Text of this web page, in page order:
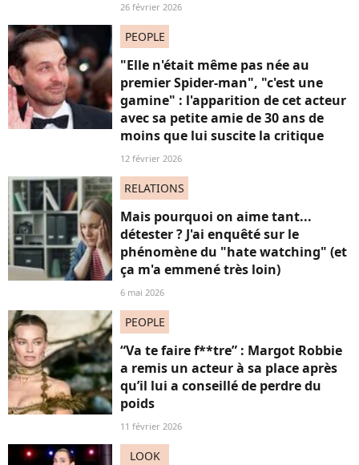
26 février 2026
PEOPLE
"Elle n'était même pas née au
premier Spider-man", "c'est une
gamine" : l'apparition de cet acteur
avec sa petite amie de 30 ans de
moins que lui suscite la critique
12 février 2026
RELATIONS
Mais pourquoi on aime tant...
détester ? J'ai enquêté sur le
phénomène du "hate watching" (et
ça m'a emmené très loin)
6 mai 2026
PEOPLE
“Va te faire f**tre” : Margot Robbie
a remis un acteur à sa place après
qu’il lui a conseillé de perdre du
poids
11 février 2026
LOOK